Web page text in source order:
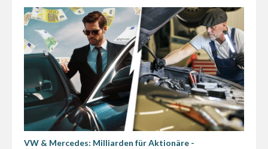
VW & Mercedes: Milliarden für Aktionäre -